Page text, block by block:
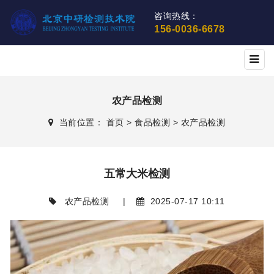
咨询热线：
156-0036-6678
农产品检测
当前位置： 首页 >食品检测 > 农产品检测
五常大米检测
农产品检测 | 2025-07-17 10:11